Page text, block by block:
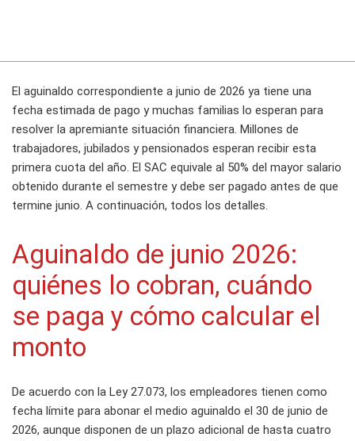
El aguinaldo correspondiente a junio de 2026 ya tiene una
fecha estimada de pago y muchas familias lo esperan para
resolver la apremiante situación financiera. Millones de
trabajadores, jubilados y pensionados esperan recibir esta
primera cuota del año. El SAC equivale al 50% del mayor salario
obtenido durante el semestre y debe ser pagado antes de que
termine junio. A continuación, todos los detalles.
Aguinaldo de junio 2026:
quiénes lo cobran, cuándo
se paga y cómo calcular el
monto
De acuerdo con la Ley 27.073, los empleadores tienen como
fecha límite para abonar el medio aguinaldo el 30 de junio de
2026, aunque disponen de un plazo adicional de hasta cuatro